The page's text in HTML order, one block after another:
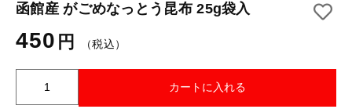
函館産 がごめなっとう昆布 25g袋入
450 円 （税込）
館
カートに入れる